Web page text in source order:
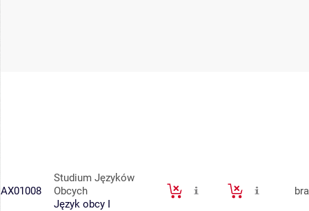
AX01008
Studium Języków
Obcych
Język obcy I